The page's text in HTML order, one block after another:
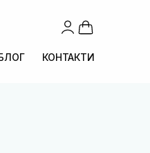
КОНТАКТИ